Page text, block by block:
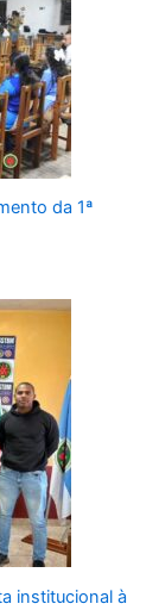
da 1ª
institucional à